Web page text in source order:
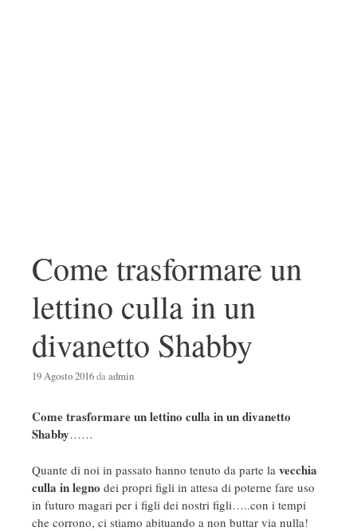
Come trasformare un
lettino culla in un
divanetto Shabby
19 Agosto 2016daadmin
Come trasformare un lettino culla in un divanetto
Shabby……
Quante di noi in passato hanno tenuto da parte la vecchia
culla in legno dei propri figli in attesa di poterne fare uso
in futuro magari per i figli dei nostri figli…..con i tempi
che corrono, ci stiamo abituando a non buttar via nulla!